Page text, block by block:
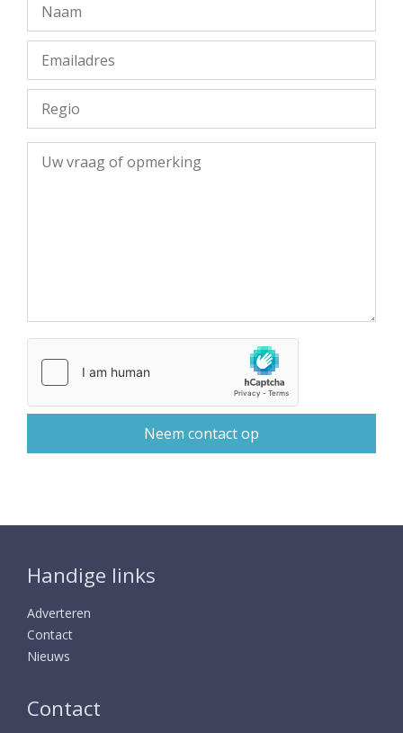
Handige links
Adverteren
Contact
Nieuws
Contact